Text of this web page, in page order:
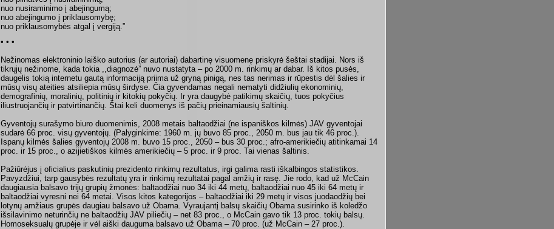
nuo nusiraminimo į abejingumą;
nuo abejingumo į priklausomybę;
nuo priklausomybės atgal į vergiją.”
• • •
Nežinomas elektroninio laiško autorius (ar autoriai) dabartinę visuomenę priskyrė šeštai stadijai. Nors iš
tikrųjų nežinome, kada tokia ,,diagnozė” nuvo nustatyta – po 2000 m. rinkimų ar dabar. Iš kitos pusės,
daugelis tokią internetu gautą informaciją priima už gryną pinigą, nes tas nerimas ir rūpestis dėl šalies ir
mūsų visų ateities atsiliepia mūsų širdyse. Čia gyvendamas negali nematyti didžiulių ekonominių,
demografinių, moralinių, politinių ir kitokių pokyčių. Ir yra daugybė patikimų skaičių, tuos pokyčius
iliustruojančių ir patvirtinančių. Štai keli duomenys iš pačių prieinamiausių šaltinių.
Gyventojų surašymo biuro duomenimis, 2008 metais baltaodžiai (ne ispaniškos kilmės) JAV gyventojai
sudarė 66 proc. visų gyventojų. (Palyginkime: 1960 m. jų buvo 85 proc., 2050 m. bus jau tik 46 proc.).
Ispanų kilmės šalies gyventojų 2008 m. buvo 15 proc., 2050 – bus 30 proc.; afro-amerikiečių atitinkamai 14
proc. ir 15 proc., o azijietiškos kilmės amerikiečių – 5 proc. ir 9 proc. Tai vienas šaltinis.
Pažiūrėjus į oficialius paskutinių prezidento rinkimų rezultatus, irgi galima rasti iškalbingos statistikos.
Pavyzdžiui, tarp gausybės rezultatų yra ir rinkimų rezultatai pagal amžių ir rasę. Jie rodo, kad už McCain
daugiausia balsavo trijų grupių žmonės: baltaodžiai nuo 34 iki 44 metų, baltaodžiai nuo 45 iki 64 metų ir
baltaodžiai vyresni nei 64 metai. Visos kitos kategorijos – baltaodžiai iki 29 metų ir visos juodaodžių bei
lotynų amžiaus grupės daugiau balsavo už Obama. Vyraujantį balsų skaičių Obama susirinko iš koledžo
išsilavinimo neturinčių ne baltaodžių JAV piliečių – net 83 proc., o McCain gavo tik 13 proc. tokių balsų.
Homoseksualų grupėje ir vėl aiški dauguma balsavo už Obama – 70 proc. (už McCain – 27 proc.).